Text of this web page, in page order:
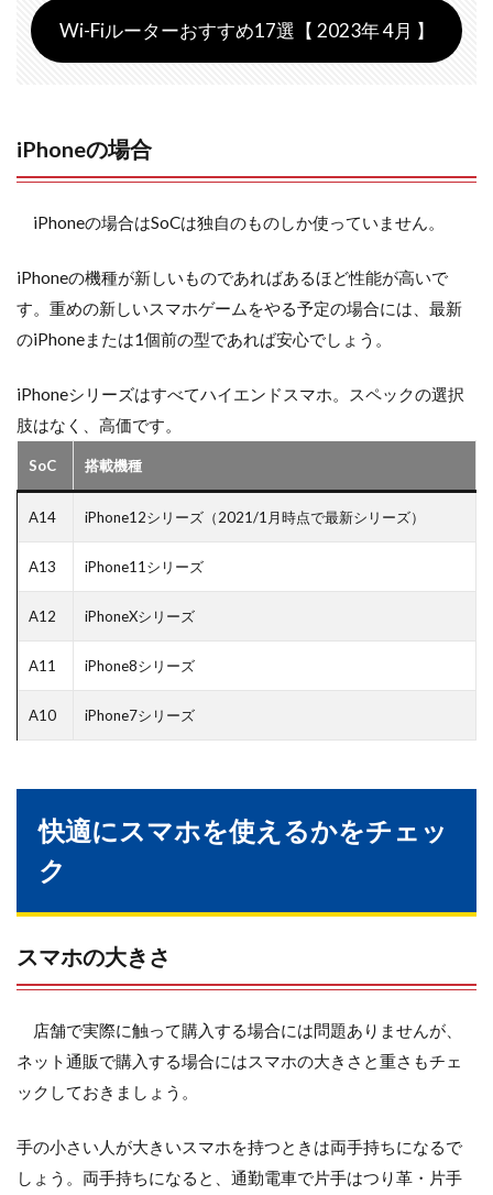
Wi-Fiルーターおすすめ17選【 2023年 4月 】
iPhoneの場合
iPhoneの場合はSoCは独自のものしか使っていません。
iPhoneの機種が新しいものであればあるほど性能が高いで
す。重めの新しいスマホゲームをやる予定の場合には、最新
のiPhoneまたは1個前の型であれば安心でしょう。
iPhoneシリーズはすべてハイエンドスマホ。スペックの選択
肢はなく、高価です。
SoC 搭載機種
A14 iPhone12シリーズ（2021/1月時点で最新シリーズ）
A13 iPhone11シリーズ
A12 iPhoneXシリーズ
A11 iPhone8シリーズ
A10 iPhone7シリーズ
快適にスマホを使えるかをチェッ
ク
スマホの大きさ
店舗で実際に触って購入する場合には問題ありませんが、
ネット通販で購入する場合にはスマホの大きさと重さもチェ
ックしておきましょう。
手の小さい人が大きいスマホを持つときは両手持ちになるで
しょう。両手持ちになると、通勤電車で片手はつり革・片手